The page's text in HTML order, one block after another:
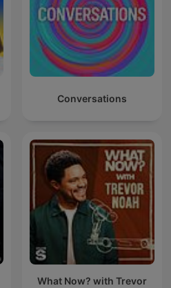
Conversations
What Now? with Trevor